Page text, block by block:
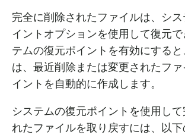
完全に削除されたファイルは、シ
イントオプションを使用して復元で
テムの復元ポイントを有効にする
は、最近削除または変更されたフ
イントを自動的に作成します。
システムの復元ポイントを使用して
れたファイルを取り戻すには、以